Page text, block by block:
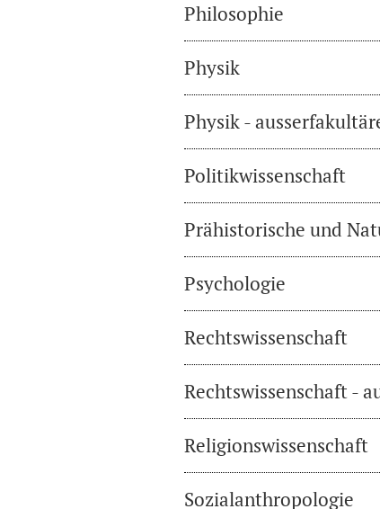
Philosophie
Physik
Physik -
Politikwissenschaft
Prähistorische und
Psychologie
Rechtswissenschaft
Rechtswissenschaft -
Religionswissenschaft
Sozialanthropologie